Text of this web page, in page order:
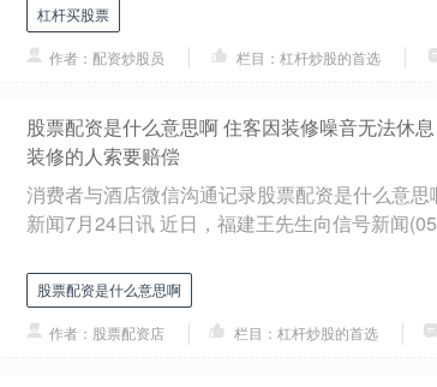
杠杆买股票
作者：配资炒股员 栏目：杠杆炒股的首选
股票配资是什么意思啊 住客因装修噪音无法休
装修的人索要赔偿
消费者与酒店微信沟通记录股票配资是什么意
新闻7月24日讯 近日，福建王先生向信号新闻
股票配资是什么意思啊
作者：股票配资店 栏目：杠杆炒股的首选